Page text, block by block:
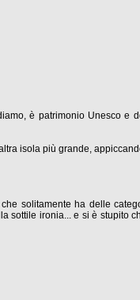
è patrimonio Unesco e
isola più grande,
solitamente ha delle
sottile ironia... e si è stupito